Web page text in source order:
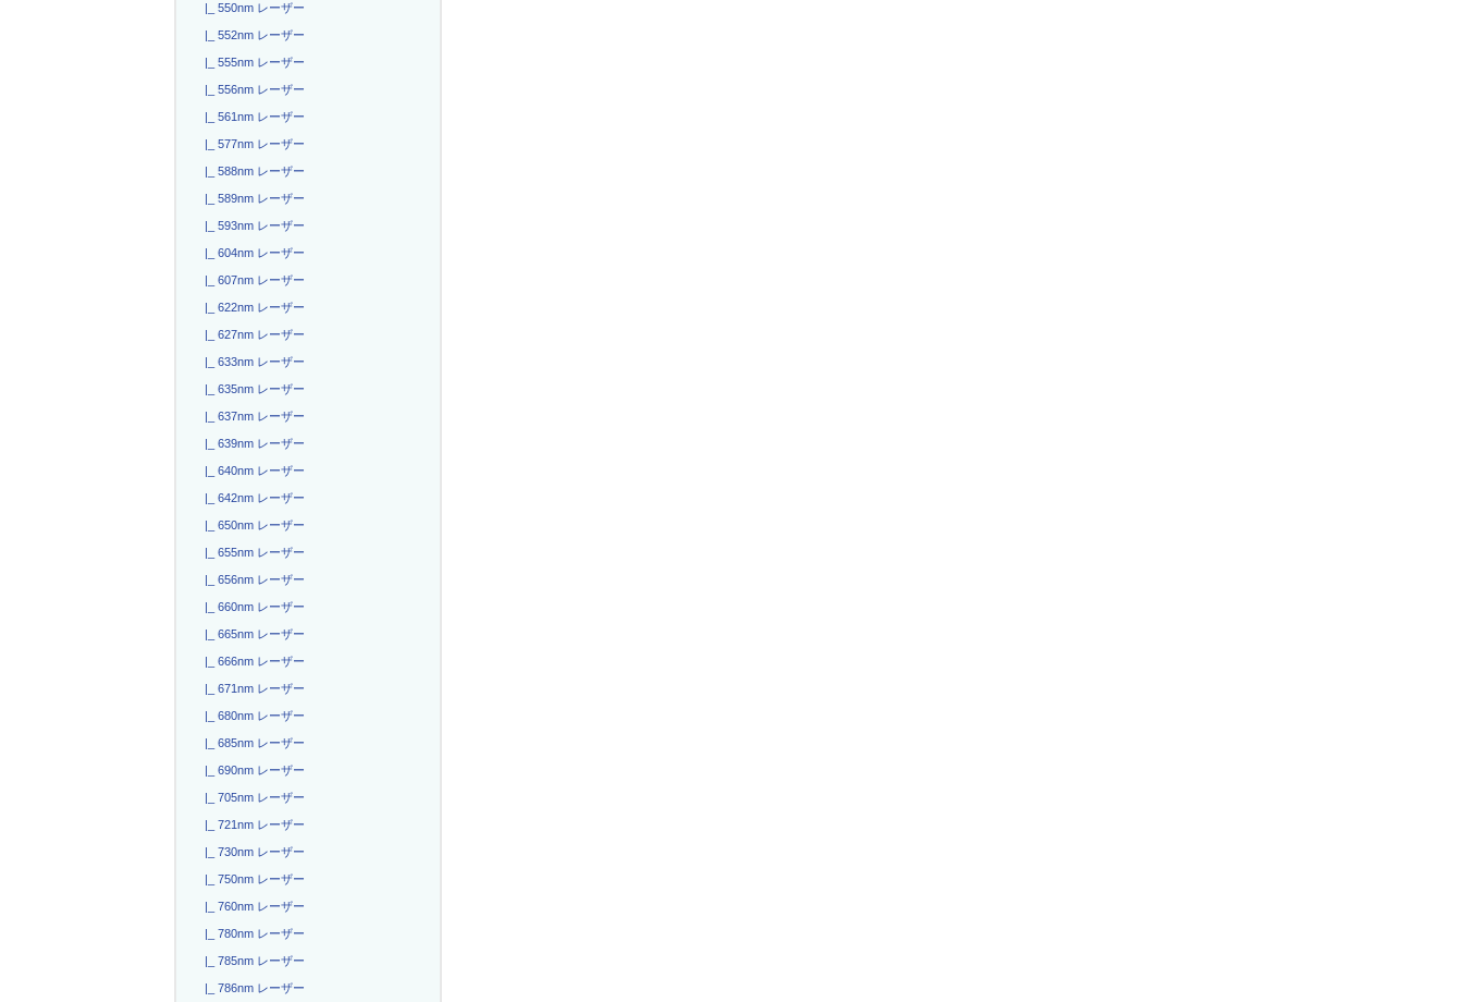
|_ 550nm レーザー
|_ 552nm レーザー
|_ 555nm レーザー
|_ 556nm レーザー
|_ 561nm レーザー
|_ 577nm レーザー
|_ 588nm レーザー
|_ 589nm レーザー
|_ 593nm レーザー
|_ 604nm レーザー
|_ 607nm レーザー
|_ 622nm レーザー
|_ 627nm レーザー
|_ 633nm レーザー
|_ 635nm レーザー
|_ 637nm レーザー
|_ 639nm レーザー
|_ 640nm レーザー
|_ 642nm レーザー
|_ 650nm レーザー
|_ 655nm レーザー
|_ 656nm レーザー
|_ 660nm レーザー
|_ 665nm レーザー
|_ 666nm レーザー
|_ 671nm レーザー
|_ 680nm レーザー
|_ 685nm レーザー
|_ 690nm レーザー
|_ 705nm レーザー
|_ 721nm レーザー
|_ 730nm レーザー
|_ 750nm レーザー
|_ 760nm レーザー
|_ 780nm レーザー
|_ 785nm レーザー
|_ 786nm レーザー